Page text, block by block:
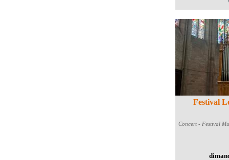
Festival
Concert - Festival